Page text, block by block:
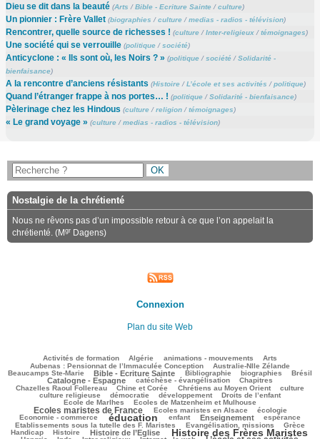
Dieu se dit dans la beauté (Arts /Bible - Ecriture Sainte/culture)
Un pionnier : Frère Vallet (biographies /culture/medias - radios - télévision)
Rencontrer, quelle source de richesses ! (culture/Inter-religieux/témoignages)
Une société qui se verrouille (politique/société)
Anticyclone : « Ils sont où, les Noirs ? » (politique/société/Solidarité -
bienfaisance)
A la rencontre d’anciens résistants (Histoire/L’école et ses activités /politique)
Quand l’étranger frappe à nos portes… ! (politique/Solidarité - bienfaisance)
Pèlerinage chez les Hindous (culture/religion/témoignages)
« Le grand voyage » (culture/medias - radios - télévision)
Nostalgie de la chrétienté
Nous ne rêvons pas d’un impossible retour à ce que l’on appelait la
chrétienté. (Mgr Dagens)
Connexion
Plan du site Web
Activités de formation Algérie animations - mouvements Arts
Aubenas : Pensionnat de l’Immaculée Conception
141/3082 Australie-Nlle Zélande
116/3082
Beaucamps Ste-Marie
752/3082 Bible - Ecriture Sainte
88/3082 Bibliographie
526/3082 biographies
169/3082 Brésil
693/3082
Catalogne - Espagne catéchèse - évangélisation Chapitres
Chazelles Raoul Follereau
183/3082 Chine et Corée
252/3082 Chrétiens au Moyen Orient
476/3082 culture
39/3082
culture religieuse
démocratie développement Droits de l’enfant
Ecole de Marlhes
Ecoles de Matzenheim et Mulhouse
Ecoles maristes de France
296/3082 Ecoles maristes en Alsace
648/3082 écologie
107/3082
Economie - commerce
1812/3082 éducation
209/3082 enfant
875/3082 Enseignement
299/3082 espérance
68/3082
Etablissements sous la tutelle des F. Maristes
215/3082 Evangélisation, missions
561/3082 Grèce
92/3082
Handicap
193/3082 Histoire
807/3082 Histoire de l’Eglise
1833/3082 Histoire des Frères Maristes
122/3082